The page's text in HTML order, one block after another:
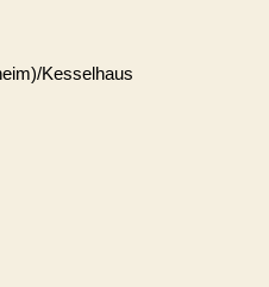
Kesselhaus